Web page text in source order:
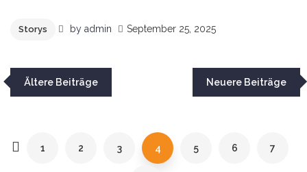
Storys by admin September 25, 2025
Beitragsnavigation
Ältere Beiträge Neuere Beiträge
1 2 3 4 5 6 7